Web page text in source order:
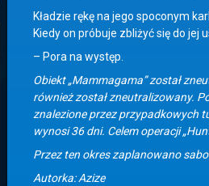
Kładzie rękę na jego spoconym
Kiedy on próbuje zbliżyć się do jej
– Pora na występ.
Obiekt „Mammagama” został
również został zneutralizowany.
znalezione przez przypadkowych
wynosi 36 dni. Celem operacji
Przez ten okres zaplanowano
Autorka: Azize